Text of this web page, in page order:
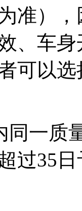
准）
、车
可以
同一质
过35